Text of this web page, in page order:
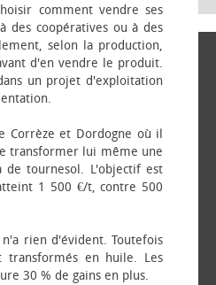
comment vendre ses
des coopératives ou à des
selon la production,
d'en vendre le produit.
un projet d'exploitation
Corrèze et Dordogne où il
transformer lui même une
de tournesol. L'objectif est
1 500 €/t, contre 500
rien d'évident. Toutefois
en huile. Les
30 % de gains en plus.